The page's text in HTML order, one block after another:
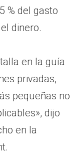
% del gasto
dinero.
en la guía
privadas,
pequeñas no
dijo
en la